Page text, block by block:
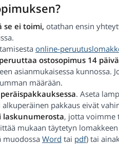
se ei toimi, otathan ensin
online-
ostosopimus 14
asianmukaisessa kunnossa.
määrään.
. Aseta
pakkaus eivät
, jotta voimme
mukaan täytetyn
muodossa Word tai pdf) tai